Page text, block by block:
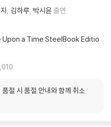
김하루 박시윤 출연
Upon a Time SteelBook Editio
절 시 품절 안내와 함께 취소